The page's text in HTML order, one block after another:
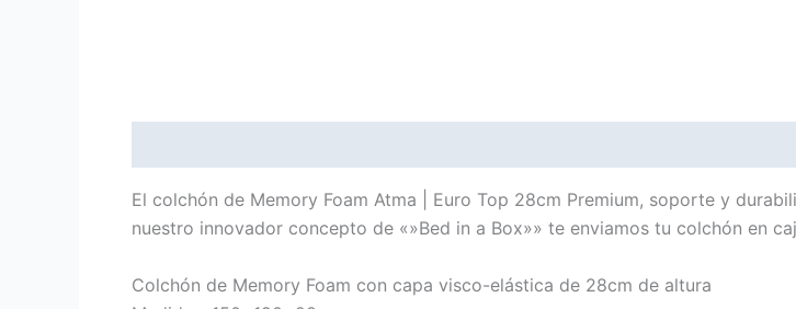
El colchón de Memory Foam Atma | Euro Top 28cm Premium, soporte y
nuestro innovador concepto de «»Bed in a Box»» te enviamos tu colchón en
Colchón de Memory Foam con capa visco-elástica de 28cm de altura